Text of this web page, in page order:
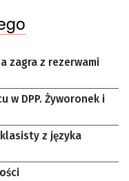
zagra z rezerwami
w DPP. Żyworonek i
z języka